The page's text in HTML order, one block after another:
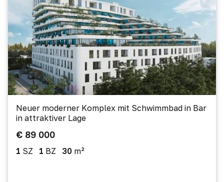
Neuer moderner Komplex mit Schwimmbad in Bar
in attraktiver Lage
€ 89 000
1 SZ 1 BZ 30 m²